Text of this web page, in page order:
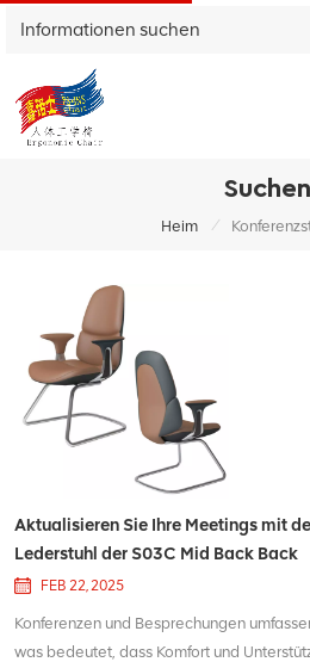
Suchen
Heim /
Aktualisieren Sie Ihre Meetings mit
Lederstuhl der S03C Mid Back Back
FEB 22, 2025
Konferenzen und Besprechungen
was bedeutet, dass Komfort und